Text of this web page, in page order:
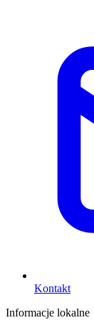
Kontakt
Informacje lokalne